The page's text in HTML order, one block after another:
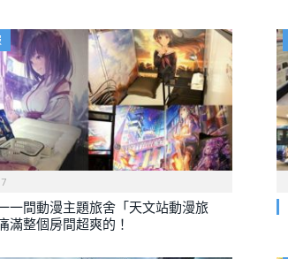
一間動漫主題旅舍「天文站動漫旅
滿整個房間超爽的！